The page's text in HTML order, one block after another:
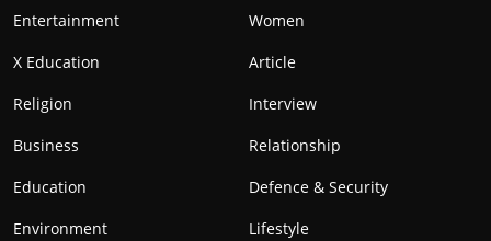
Entertainment
Women
X Education
Article
Religion
Interview
Business
Relationship
Education
Defence & Security
Environment
Lifestyle